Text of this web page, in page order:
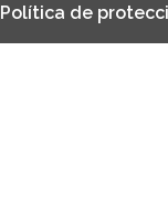
Política de